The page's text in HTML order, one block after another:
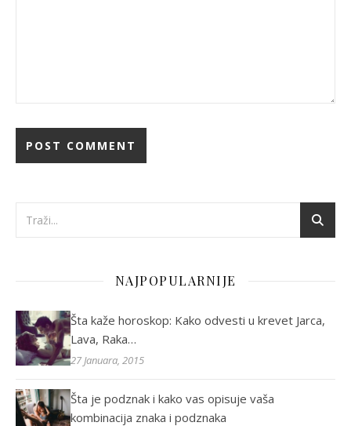
NAJPOPULARNIJE
Šta kaže horoskop: Kako odvesti u krevet Jarca,
Lava, Raka…
27 Januara, 2015
Šta je podznak i kako vas opisuje vaša
kombinacija znaka i podznaka